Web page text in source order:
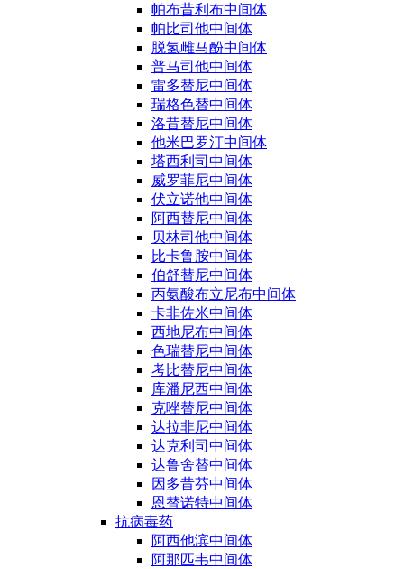
帕布昔利布中间体
帕比司他中间体
脱氢雌马酚中间体
普马司他中间体
雷多替尼中间体
瑞格色替中间体
洛昔替尼中间体
他米巴罗汀中间体
塔西利司中间体
威罗菲尼中间体
伏立诺他中间体
阿西替尼中间体
贝林司他中间体
比卡鲁胺中间体
伯舒替尼中间体
丙氨酸布立尼布中间体
卡非佐米中间体
西地尼布中间体
色瑞替尼中间体
考比替尼中间体
库潘尼西中间体
克唑替尼中间体
达拉非尼中间体
达克利司中间体
达鲁舍替中间体
因多昔芬中间体
恩替诺特中间体
抗病毒药
阿西他滨中间体
阿那匹韦中间体